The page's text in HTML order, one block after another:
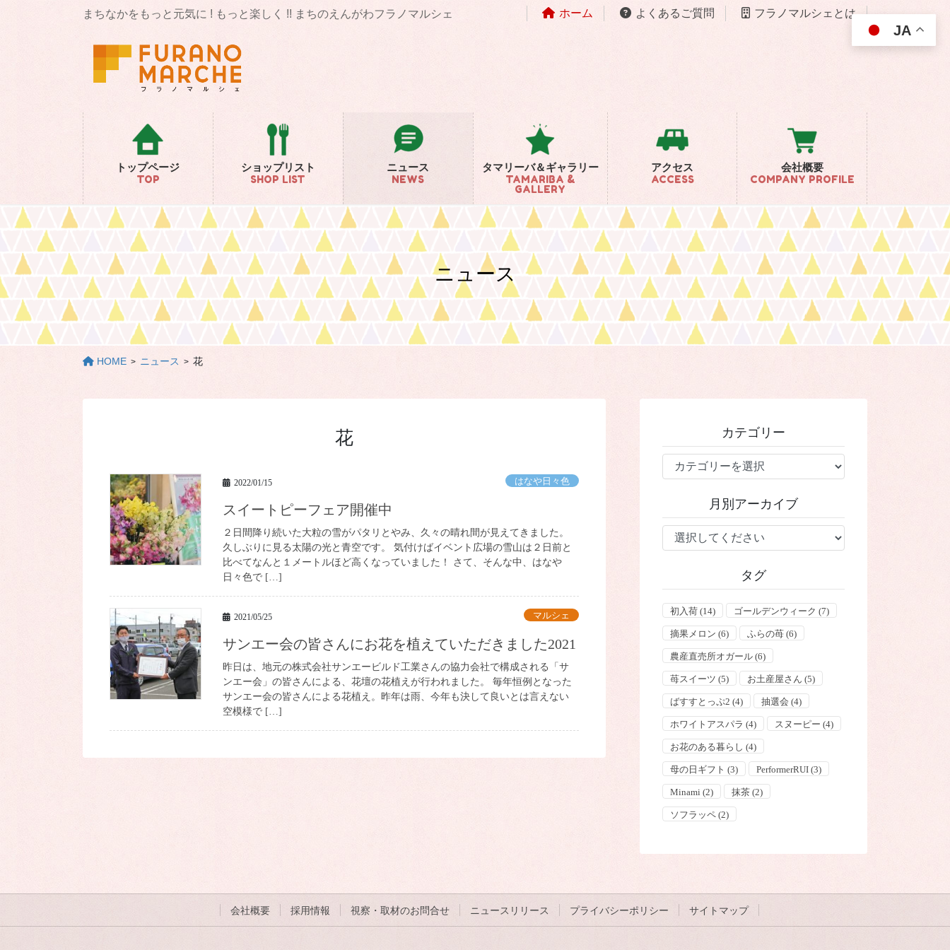
まちなかをもっと元気に ! もっと楽しく !! まちのえんがわフラノマルシェ ホーム よくあるご質問 フラノマルシェとは
トップページ
TOP
ショップリスト
SHOP LIST
ニュース
NEWS
タマリーバ＆ギャラリー
TAMARIBA &
GALLERY
アクセス
ACCESS
会社概要
COMPANY PROFILE
ニュース
HOME ニュース 花
花
2022/01/15 はなや日々色
スイートピーフェア開催中
２日間降り続いた大粒の雪がパタリとやみ、久々の晴れ間が見えてきました。
久しぶりに見る太陽の光と青空です。 気付けばイベント広場の雪山は２日前と
比べてなんと１メートルほど高くなっていました！ さて、そんな中、はなや
日々色で […]
2021/05/25 マルシェ
サンエー会の皆さんにお花を植えていただきました2021
昨日は、地元の株式会社サンエービルド工業さんの協力会社で構成される「サ
ンエー会」の皆さんによる、花壇の花植えが行われました。 毎年恒例となった
サンエー会の皆さんによる花植え。昨年は雨、今年も決して良いとは言えない
空模様で […]
カテゴリー
テ
ー
月別アーカイブ
タグ
初入荷 (14) ゴールデンウィーク (7)
摘果メロン (6) ふらの苺 (6)
農産直売所オガール (6)
苺スイーツ (5) お土産屋さん (5)
ばすすとっぷ2 (4) 抽選会 (4)
ホワイトアスパラ (4) スヌーピー (4)
お花のある暮らし (4)
母の日ギフト (3) PerformerRUI (3)
Minami (2) 抹茶 (2)
ソフラッペ (2)
会社概要 採用情報 視察・取材のお問合せ ニュースリリース プライバシーポリシー サイトマップ
JA